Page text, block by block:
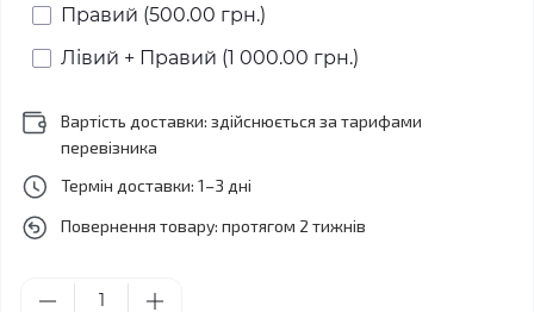
Правий (500.00 грн.)
Лівий + Правий (1 000.00 грн.)
Вартість доставки: здійснюється за тарифами
перевізника
Термін доставки: 1–3 дні
Повернення товару: протягом 2 тижнів